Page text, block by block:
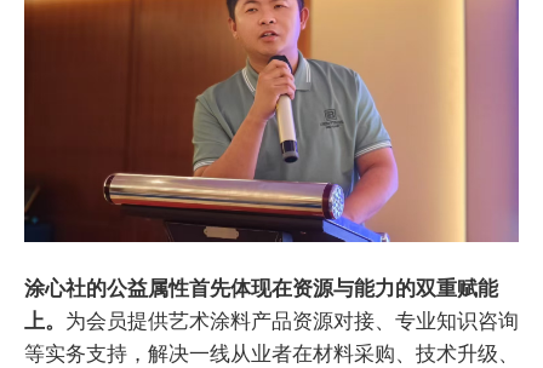
涂心社的公益属性首先体现在资源与能力的双重赋能
上。 为会员提供艺术涂料产品资源对接、专业知识咨询
等实务支持，解决一线从业者在材料采购、技术升级、